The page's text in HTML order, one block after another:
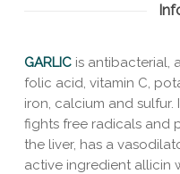
GARLIC is antibacterial,
folic acid, vitamin C,
iron, calcium and
fights free radicals and
the liver, has a
active ingredient allicin